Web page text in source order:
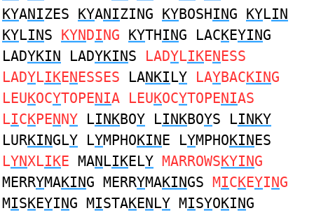
KYANIZES KYANIZING KYBOSHING KYLIN
KYLINS KYNDING KYTHING LACKEYING
LADYKIN LADYKINS LADYLIKENESS
LADYLIKENESSES LANKILY LAYBACKING
LEUKOCYTOPENIA LEUKOCYTOPENIAS
LICKPENNY LINKBOY LINKBOYS LINKY
LURKINGLY LYMPHOKINE LYMPHOKINES
LYNXLIKE MANLIKELY MARROWSKYING
MERRYMAKING MERRYMAKINGS MICKEYING
MISKEYING MISTAKENLY MISYOKING